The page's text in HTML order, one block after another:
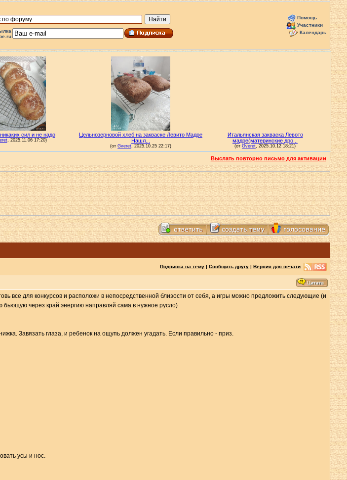
Помощь
Участники
Календарь
Выслать повторно письмо для активации
Подписка на тему |Сообщить другу |Версия для печати
все для конкурсов и расположи в непосредственной близости от себя, а игры можно предложить следующие (и
бьющую через край энергию направляй сама в нужное русло)
Завязать глаза, и ребенок на ощупь должен угадать. Если правильно - приз.
усы и нос.